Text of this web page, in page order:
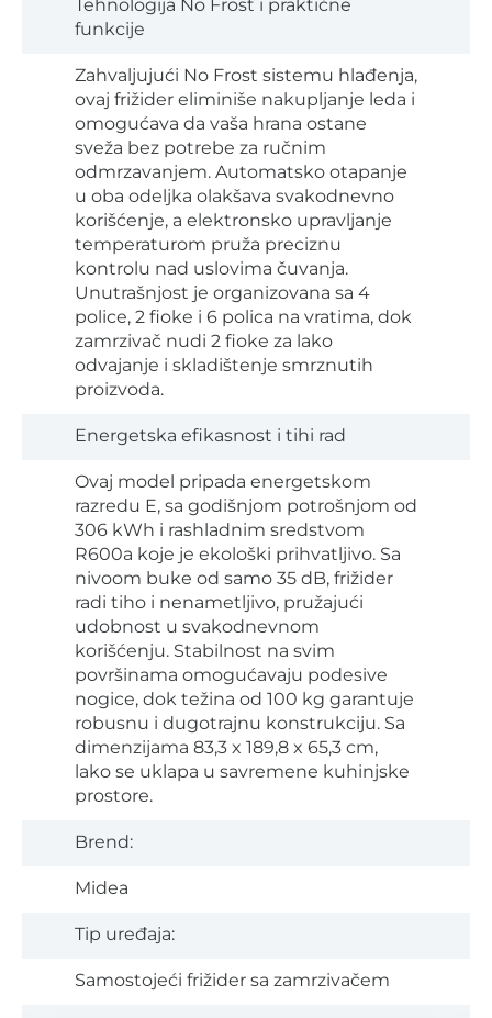
Tehnologija No Frost i praktične
funkcije
Zahvaljujući No Frost sistemu hlađenja,
ovaj frižider eliminiše nakupljanje leda i
omogućava da vaša hrana ostane
sveža bez potrebe za ručnim
odmrzavanjem. Automatsko otapanje
u oba odeljka olakšava svakodnevno
korišćenje, a elektronsko upravljanje
temperaturom pruža preciznu
kontrolu nad uslovima čuvanja.
Unutrašnjost je organizovana sa 4
police, 2 fioke i 6 polica na vratima, dok
zamrzivač nudi 2 fioke za lako
odvajanje i skladištenje smrznutih
proizvoda.
Energetska efikasnost i tihi rad
Ovaj model pripada energetskom
razredu E, sa godišnjom potrošnjom od
306 kWh i rashladnim sredstvom
R600a koje je ekološki prihvatljivo. Sa
nivoom buke od samo 35 dB, frižider
radi tiho i nenametljivo, pružajući
udobnost u svakodnevnom
korišćenju. Stabilnost na svim
površinama omogućavaju podesive
nogice, dok težina od 100 kg garantuje
robusnu i dugotrajnu konstrukciju. Sa
dimenzijama 83,3 x 189,8 x 65,3 cm,
lako se uklapa u savremene kuhinjske
prostore.
Brend:
Midea
Tip uređaja:
Samostojeći frižider sa zamrzivačem